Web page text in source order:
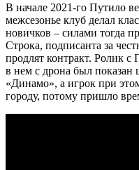
В начале 2021-го Путило
межсезонье клуб делал
новичков – силами тогда
Строка, подписанта за
продлят контракт. Ролик
в нем с дрона был показан
«Динамо», а игрок при
городу, потому пришло